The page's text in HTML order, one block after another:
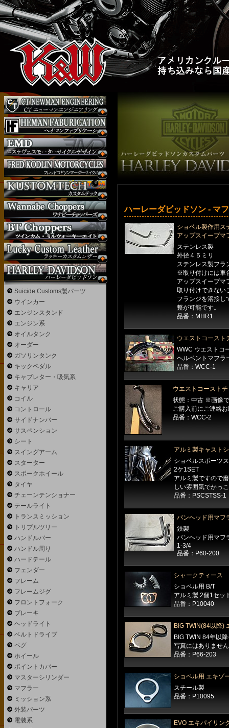
ハーレーダビッドソン - マ
ショベル製作用ス
アップスイープマ
ステンレス製
外径４５ミリ
ステンレス製フラ
※取り付けには車
アップスイープマ
取り付けできない
フランジを溶接し
整が可能です。
品番：MHR1
ウエストコースト
WWC ウエストコ
ヘルベントマフラ
品番：WCC-1
ウエストコースト
状態：中古 ※画像
ご購入前にご連絡
品番：WCC-2
アルミ製キャスト
ショベルスポーツ
2ケ1SET
アルミ製ですので
しい雰囲気でかっ
品番：PSCSTSS-1
パンヘッド用マフ
鉄製
パンヘッド用マフ
1-3/4
品番：P60-200
シャークティース
ショベル用 B/T
アルミ製 2個1セッ
品番：P10040
BIG TWIN(84以降)
BIG TWIN 84年以
写真にはありませ
品番：P66-203
ショベル用 エキゾ
スチール製
品番：P10095
EVO エキパイリン
Suicide Customs製パーツ
ウインカー
エンジンスタンド
エンジン系
オイルタンク
オーダー
ガソリンタンク
キックペダル
キャブレター・吸気系
キャリア
コイル
コントロール
サイドナンバー
サスペンション
シート
スイングアーム
スターター
スポークホイール
タイヤ
チェーンテンショナー
テールライト
トランスミッション
トリプルツリー
ハンドルバー
ハンドル周り
ハードテール
フェンダー
フレーム
フレームジグ
フロントフォーク
ブレーキ
ヘッドライト
ベルトドライブ
ペグ
ホイール
ポイントカバー
マスターシリンダー
マフラー
ミッション系
外装パーツ
電装系